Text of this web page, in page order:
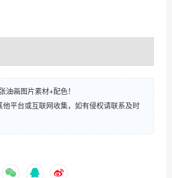
油画图片素材+配色！
他平台或互联网收集，如有侵权请联系及时